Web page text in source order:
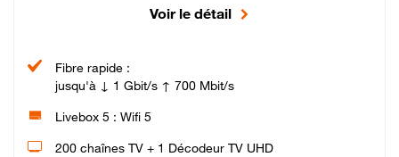
Voir le détail
Fibre rapide :
jusqu'à ↓ 1 Gbit/s ↑ 700 Mbit/s
Livebox 5 : Wifi 5
200 chaînes TV + 1 Décodeur TV UHD